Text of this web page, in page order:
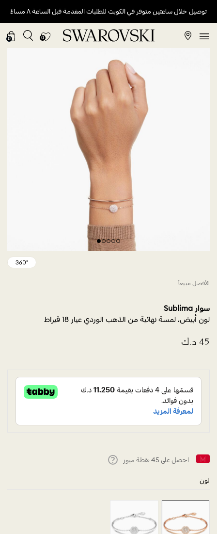
توصيل خلال ساعتين متوفر في الكويت للطلبات المقدمة قبل الساعة ٨ مساءً
0
0
الأفضل مبيعاً
سوار Sublima
لون أبيض، لمسة نهائية من الذهب الوردي عيار 18 قيراط
احصل على 45 نقطة ميوز
لون